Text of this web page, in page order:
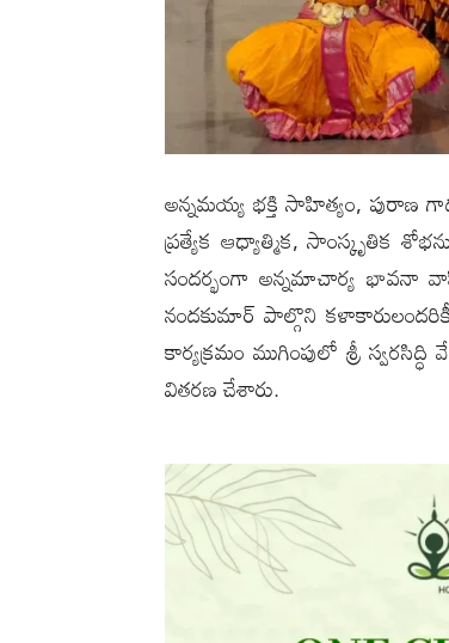
అన్నమయ్య భక్తి సాహిత్యం, పురాణ
ప్రత్యేక ఆధ్యాత్మిక, సాంస్కృతిక
సందర్భంగా అన్నమాచార్య భావనా
నందకుమార్ పాల్గొని
కార్యక్రమం ముగింపులో శ్రీ
వితరణ చేశారు.